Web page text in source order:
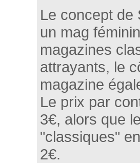
Le concept de
un mag
magazines
attrayants, le
magazine
Le prix par
3€, alors que
"classiques"
2€.